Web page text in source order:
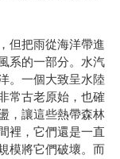
但把雨從海洋帶進
系的一部分。水汽
。一個大致呈水陸
常古老原始，也確
，讓這些熱帶森林
裡，它們還是一直
模將它們破壞。而